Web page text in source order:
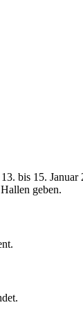
bis 15. Januar
geben.